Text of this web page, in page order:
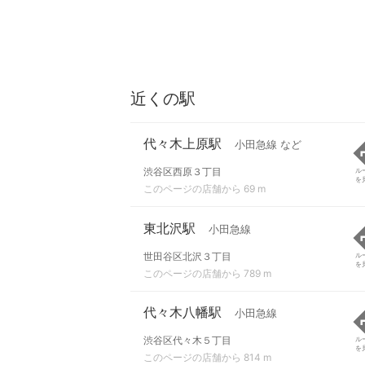
近くの駅
代々木上原駅 小田急線 など
渋谷区西原３丁目
このページの店舗から 69 m
ル
を
東北沢駅 小田急線
世田谷区北沢３丁目
このページの店舗から 789 m
ル
を
代々木八幡駅 小田急線
渋谷区代々木５丁目
このページの店舗から 814 m
ル
を